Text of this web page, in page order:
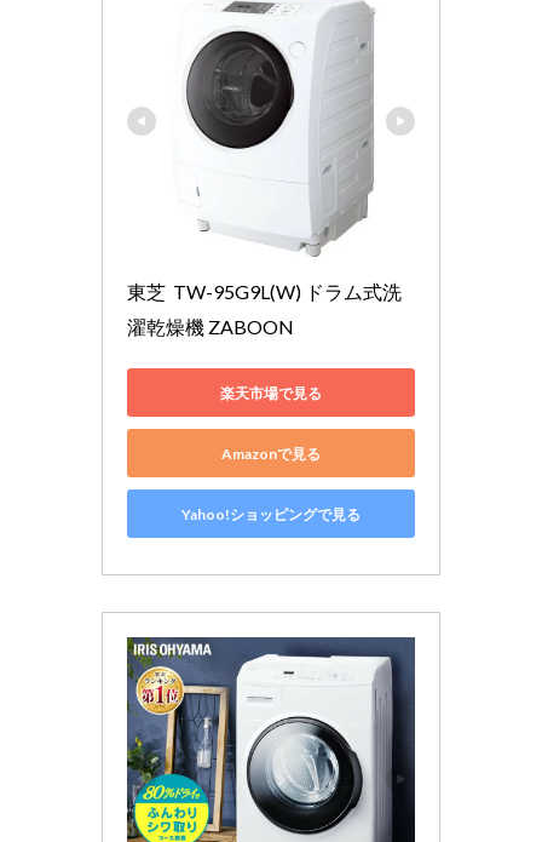
東芝  TW-95G9L(W) ドラム式洗
濯乾燥機 ZABOON
楽天市場で見る
Amazonで見る
Yahoo!ショッピングで見る